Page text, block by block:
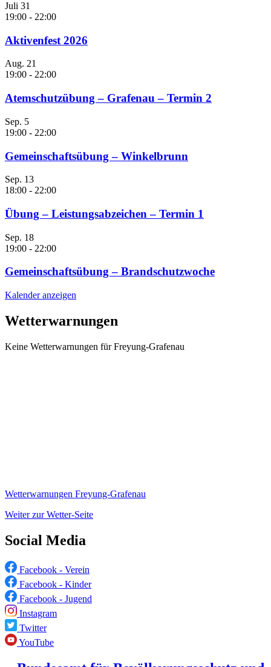
Juli 31
19:00 - 22:00
Aktivenfest 2026
Aug. 21
19:00 - 22:00
Atemschutzübung – Grafenau – Termin 2
Sep. 5
19:00 - 22:00
Gemeinschaftsübung – Winkelbrunn
Sep. 13
18:00 - 22:00
Übung – Leistungsabzeichen – Termin 1
Sep. 18
19:00 - 22:00
Gemeinschaftsübung – Brandschutzwoche
Kalender anzeigen
Wetterwarnungen
Keine Wetterwarnungen für Freyung-Grafenau
Wetterwarnungen Freyung-Grafenau
Weiter zur Wetter-Seite
Social Media
Facebook - Verein
Facebook - Kinder
Facebook - Jugend
Instagram
Twitter
YouTube